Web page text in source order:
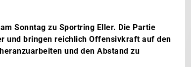
Sonntag zu Sportring Eller. Die Partie
und bringen reichlich Offensivkraft auf den
und den Abstand zu